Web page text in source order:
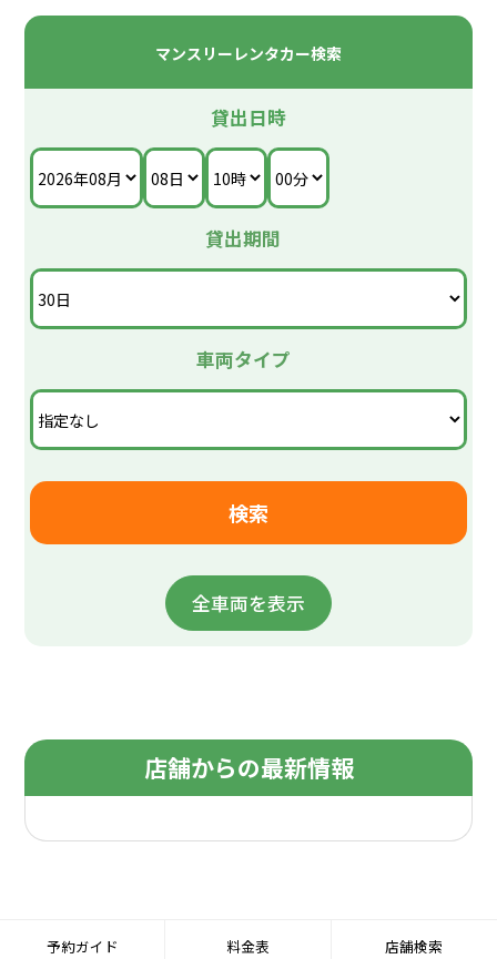
す。
また当店ではレンタカーだけでなく、
ビ・オーディオ取付・カスタムにも対応!
事故修理の保険対応などもお任せください!
愛車のメンテナンスやドレスアップ相談もお気軽にど
うぞ。
お出かけの予定から日常のカーケアまで、すべておま
ぜひ、この機会に『 100円レンタカー ベイシティ宇品
店 』をご利用ください!
中古車・中古車情報なら車選びドットコム!
https://www.kurumaerabi.com/shop/detail/25182/
カーセンサーnet
https://www.carsensor.net/shop/hiroshima/309729001/
マンスリーレンタカー検索
貸出日時
貸出期間
車両タイプ
全車両を表示
店舗からの最新情報
予約ガイド 料金表 店舗検索